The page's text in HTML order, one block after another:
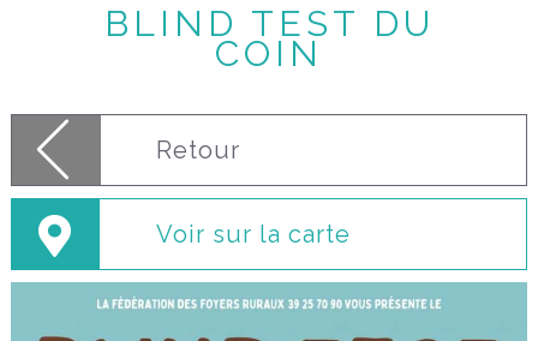
BLIND TEST DU
COIN
Retour
Voir sur la carte